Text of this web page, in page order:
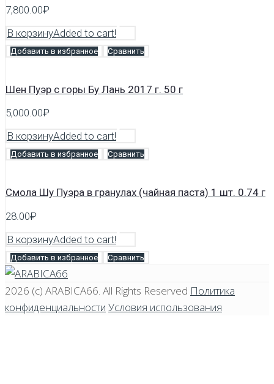
7,800.00₽
В корзинуAdded to cart!
Добавить в избранное Сравнить
Шен Пуэр с горы Бу Лань 2017 г. 50 г
5,000.00₽
В корзинуAdded to cart!
Добавить в избранное Сравнить
Смола Шу Пуэра в гранулах (чайная паста) 1 шт. 0.74 г
28.00₽
В корзинуAdded to cart!
Добавить в избранное Сравнить
2026 (c) ARABICA66 . All Rights Reserved Политика
конфиденциальности Условия использования